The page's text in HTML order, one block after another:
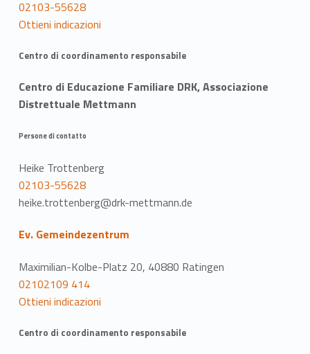
02103-55628
Ottieni indicazioni
Centro di coordinamento responsabile
Centro di Educazione Familiare DRK, Associazione
Distrettuale Mettmann
Persone di contatto
Heike Trottenberg
02103-55628
heike.trottenberg@drk-mettmann.de
Ev. Gemeindezentrum
Maximilian-Kolbe-Platz 20, 40880 Ratingen
02102109 414
Ottieni indicazioni
Centro di coordinamento responsabile